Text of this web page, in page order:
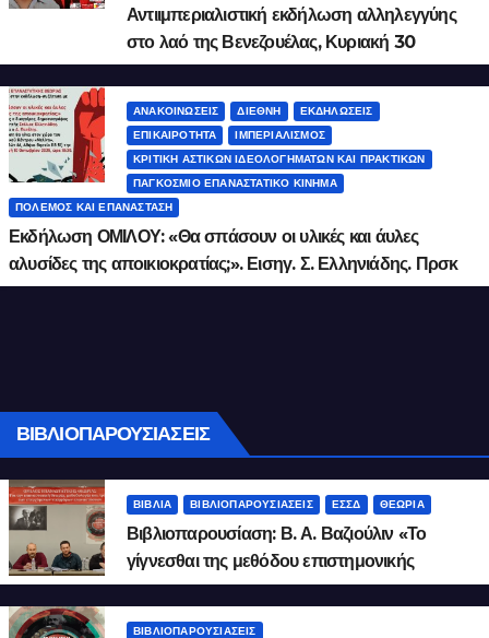
Αντιιμπεριαλιστική εκδήλωση αλληλεγγύης
στο λαό της Βενεζουέλας, Κυριακή 30
Νοεμβρίου, ώρα 18:00, «Λόφος art project»
ΑΝΑΚΟΙΝΏΣΕΙΣ ΔΙΕΘΝΉ
ΕΚΔΗΛΏΣΕΙΣ
ΕΠΙΚΑΙΡΌΤΗΤΑ
ΙΜΠΕΡΙΑΛΙΣΜΌΣ
ΚΡΙΤΙΚΉ ΑΣΤΙΚΏΝ ΙΔΕΟΛΟΓΗΜΆΤΩΝ ΚΑΙ ΠΡΑΚΤΙΚΏΝ
ΠΑΓΚΌΣΜΙΟ ΕΠΑΝΑΣΤΑΤΙΚΌ ΚΊΝΗΜΑ
ΠΌΛΕΜΟΣ ΚΑΙ ΕΠΑΝΆΣΤΑΣΗ
Εκδήλωση ΟΜΙΛΟΥ: «Θα σπάσουν οι υλικές και άυλες
αλυσίδες της αποικιοκρατίας;». Εισηγ. Σ. Ελληνιάδης. Πρσκ
10 Οκτ. 2025, 18:30.
ΒΙΒΛΙΟΠΑΡΟΥΣΙΆΣΕΙΣ
ΒΙΒΛΊΑ ΒΙΒΛΙΟΠΑΡΟΥΣΙΆΣΕΙΣ ΕΣΣΔ ΘΕΩΡΊΑ
Βιβλιοπαρουσίαση: Β. Α. Βαζιούλιν «Το
γίγνεσθαι της μεθόδου επιστημονικής
έρευνας του Κ. Μαρξ» (Video)
ΒΙΒΛΙΟΠΑΡΟΥΣΙΆΣΕΙΣ